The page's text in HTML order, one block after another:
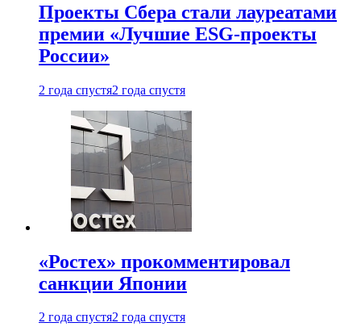
Проекты Сбера стали лауреатами
премии «Лучшие ESG-проекты
России»
2 года спустя2 года спустя
«Ростех» прокомментировал
санкции Японии
2 года спустя2 года спустя